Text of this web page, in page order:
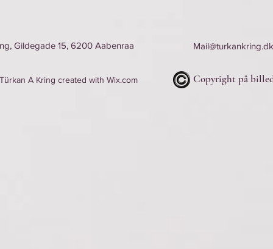
Gildegade 15, 6200 Aabenraa
A Kring created with Wix.com
Mail@turkankring.dk
Copyright på